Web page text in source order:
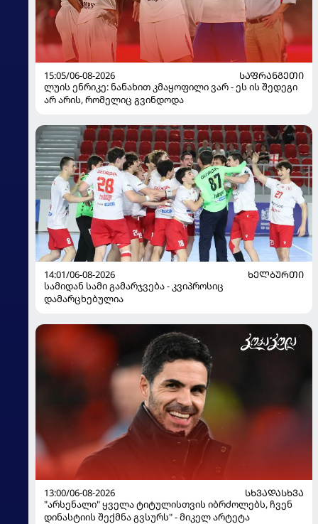
15:05/06-08-2026
ᲡᲐᲤᲠᲐᲜᲒᲔᲗᲘ
ლუის ენრიკე: ნანახით კმაყოფილი ვარ - ეს ის შედეგი
არ არის, რომელიც გვინდოდა
14:01/06-08-2026
ᲮᲔᲚᲑᲣᲠᲗᲘ
სამიდან სამი გამარჯვება - კვიპროსიც
დამარცხებულია
13:00/06-08-2026
ᲡᲮᲕᲐᲓᲐᲡᲮᲕᲐ
"არსენალი" ყველა ტიტულისთვის იბრძოლებს, ჩვენ
დინასტიის შექმნა გვსურს" - მიკელ არტეტა